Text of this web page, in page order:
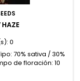
0
70% sativa / 30%
de floración: 10
500-600